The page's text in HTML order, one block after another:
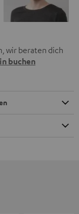
wir beraten dich
buchen